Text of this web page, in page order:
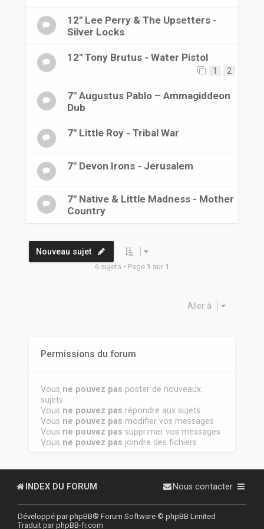
12" Lee Perry & The Upsetters -
Silver Locks
12" Tony Brutus - Water Pistol
1 2
7" Augustus Pablo – Ammagiddeon
Dub
7" Little Roy - Tribal War
7" Devon Irons - Jerusalem
7" Native & Little Madness - Mother
Country
Nouveau sujet
6 sujets • Page 1 sur 1
Aller à
Permissions du forum
Vous ne pouvez pas poster de nouveaux
sujets
Vous ne pouvez pas répondre aux sujets
Vous ne pouvez pas modifier vos messages
Vous ne pouvez pas supprimer vos messages
Vous ne pouvez pas joindre des fichiers
INDEX DU FORUM Nous contacter
Développé parphpBB® Forum Software © phpBB Limited
Traduit parphpBB-fr.com